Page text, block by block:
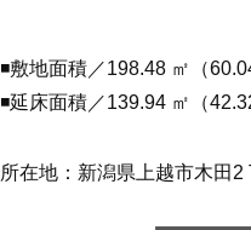
◾️敷地面積／198.48 ㎡（
◾️延床面積／139.94 ㎡（
所在地：新潟県上越市木田2